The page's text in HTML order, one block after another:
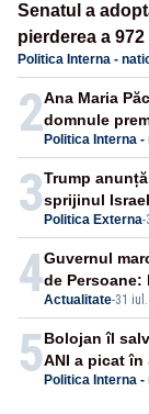
Senatul a
pierderea a
Politica Interna -
2 Politica Interna -
Ana Maria
domnule
3 Politica Externa-
Trump
sprijinul
4Actualitate-31
Guvernul
de
5 Politica Interna -
Bolojan îl
ANI a picat în